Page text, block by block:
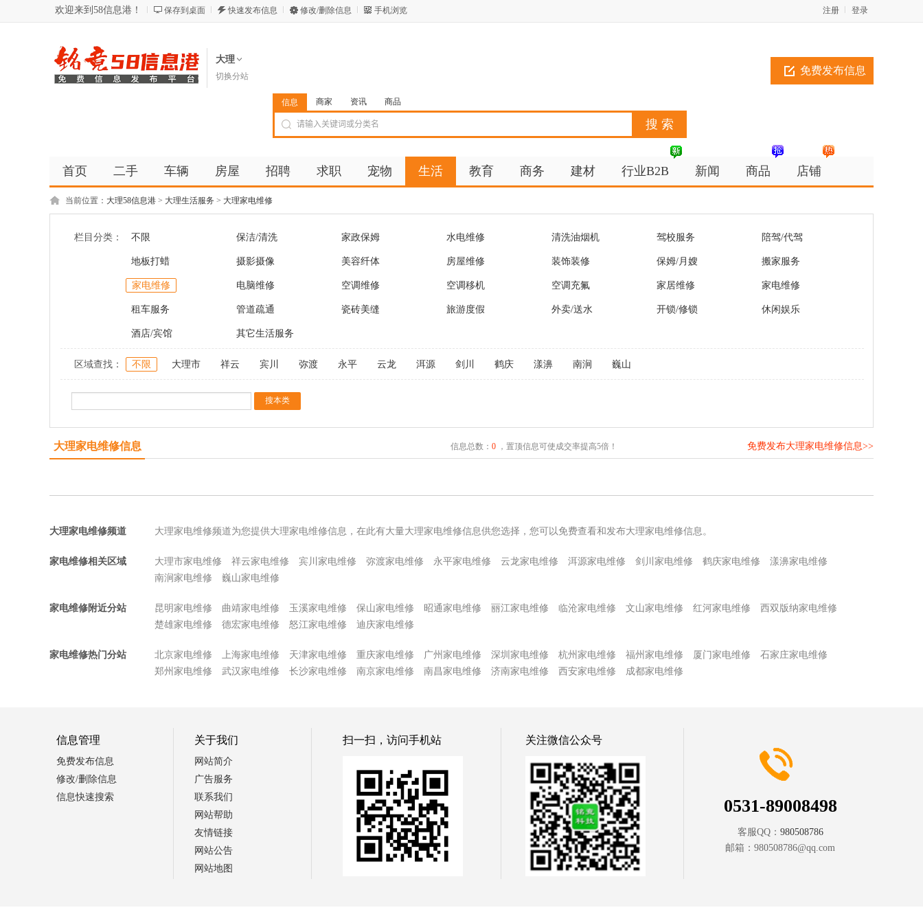
欢迎来到58信息港！ 保存到桌面 快速发布信息 修改/删除信息 手机浏览 登录
注册
大理
切换分站 免费发布信息
信息 商家 资讯 商品
首页 二手 车辆 房屋 招聘 求职 宠物 生活 教育 商务 建材 行业B2B 新闻 商品 店铺
当前位置： 大理58信息港 > 大理生活服务 > 大理家电维修
栏目分类： 不限 保洁/清洗 家政保姆 水电维修 清洗油烟机 驾校服务 陪驾/代驾
地板打蜡 摄影摄像 美容纤体 房屋维修 装饰装修 保姆/月嫂 搬家服务
家电维修 电脑维修 空调维修 空调移机 空调充氟 家居维修 家电维修
租车服务 管道疏通 瓷砖美缝 旅游度假 外卖/送水 开锁/修锁 休闲娱乐
酒店/宾馆 其它生活服务
区域查找： 不限 大理市 祥云 宾川 弥渡 永平 云龙 洱源 剑川 鹤庆 漾濞 南涧 巍山
大理家电维修信息 信息总数： 0，置顶信息可使成交率提高5倍！ 免费发布大理家电维修信息>>
大理家电维修频道 大理家电维修频道为您提供大理家电维修信息，在此有大量大理家电维修信息供您选择，您可以免费查看和发布大理家电维修信息。
家电维修相关区域 大理市家电维修 祥云家电维修 宾川家电维修 弥渡家电维修 永平家电维修 云龙家电维修 洱源家电维修 剑川家电维修 鹤庆家电维修
漾濞家电维修
南涧家电维修
巍山家电维修
家电维修附近分站 昆明家电维修 曲靖家电维修 玉溪家电维修 保山家电维修 昭通家电维修 丽江家电维修 临沧家电维修 文山家电维修 红河家电维修
西双版纳家电维修
楚雄家电维修
德宏家电维修 怒江家电维修 迪庆家电维修
家电维修热门分站 北京家电维修 上海家电维修 天津家电维修 重庆家电维修 广州家电维修 深圳家电维修 杭州家电维修 福州家电维修 厦门家电维修
石家庄家电维修
郑州家电维修
武汉家电维修 长沙家电维修 南京家电维修 南昌家电维修 济南家电维修 西安家电维修 成都家电维修
信息管理
免费发布信息
修改/删除信息
信息快速搜索
关于我们
网站简介
广告服务
联系我们
网站帮助
友情链接
网站公告
网站地图
扫一扫，访问手机站 关注微信公众号
0531-89008498
客服QQ： 980508786
邮箱： 980508786@qq.com